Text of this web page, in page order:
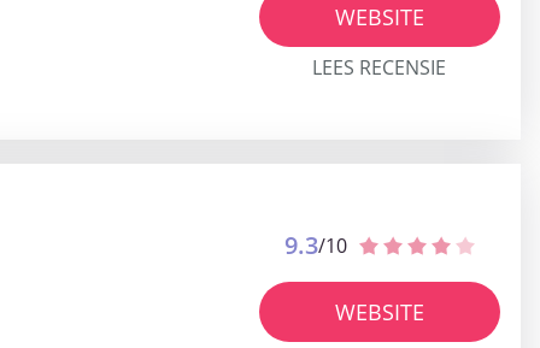
WEBSITE
LEES RECENSIE
9.3/10
WEBSITE